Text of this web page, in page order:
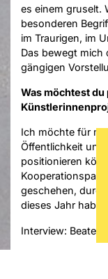
es einem gruselt.
besonderen
im Traurigen, im
Das bewegt mich
gängigen
Was möchtest
Ich möchte für
Öffentlichkeit und
positionieren
geschehen,
dieses Jahr
Interview: Beate